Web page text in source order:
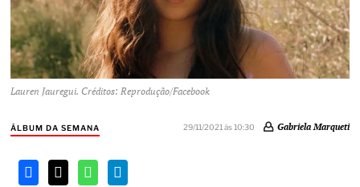
Lauren Jauregui. Créditos: Reprodução/Facebook
ÁLBUM DA SEMANA 29/11/2021 às 10:30 Gabriela Marqueti